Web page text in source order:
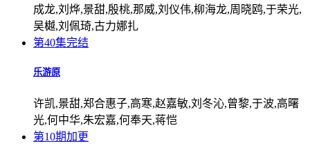
成龙,刘烨,景甜,殷桃,那威,刘仪伟,柳海龙,周晓鸥,于荣光,
吴樾,刘佩琦,古力娜扎
第40集完结
乐游原
许凯,景甜,郑合惠子,高寒,赵嘉敏,刘冬沁,曾黎,于波,高曙
光,何中华,朱宏嘉,何奉天,蒋恺
第10期加更